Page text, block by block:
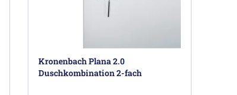
Kronenbach Plana 2.0
Duschkombination 2-fach